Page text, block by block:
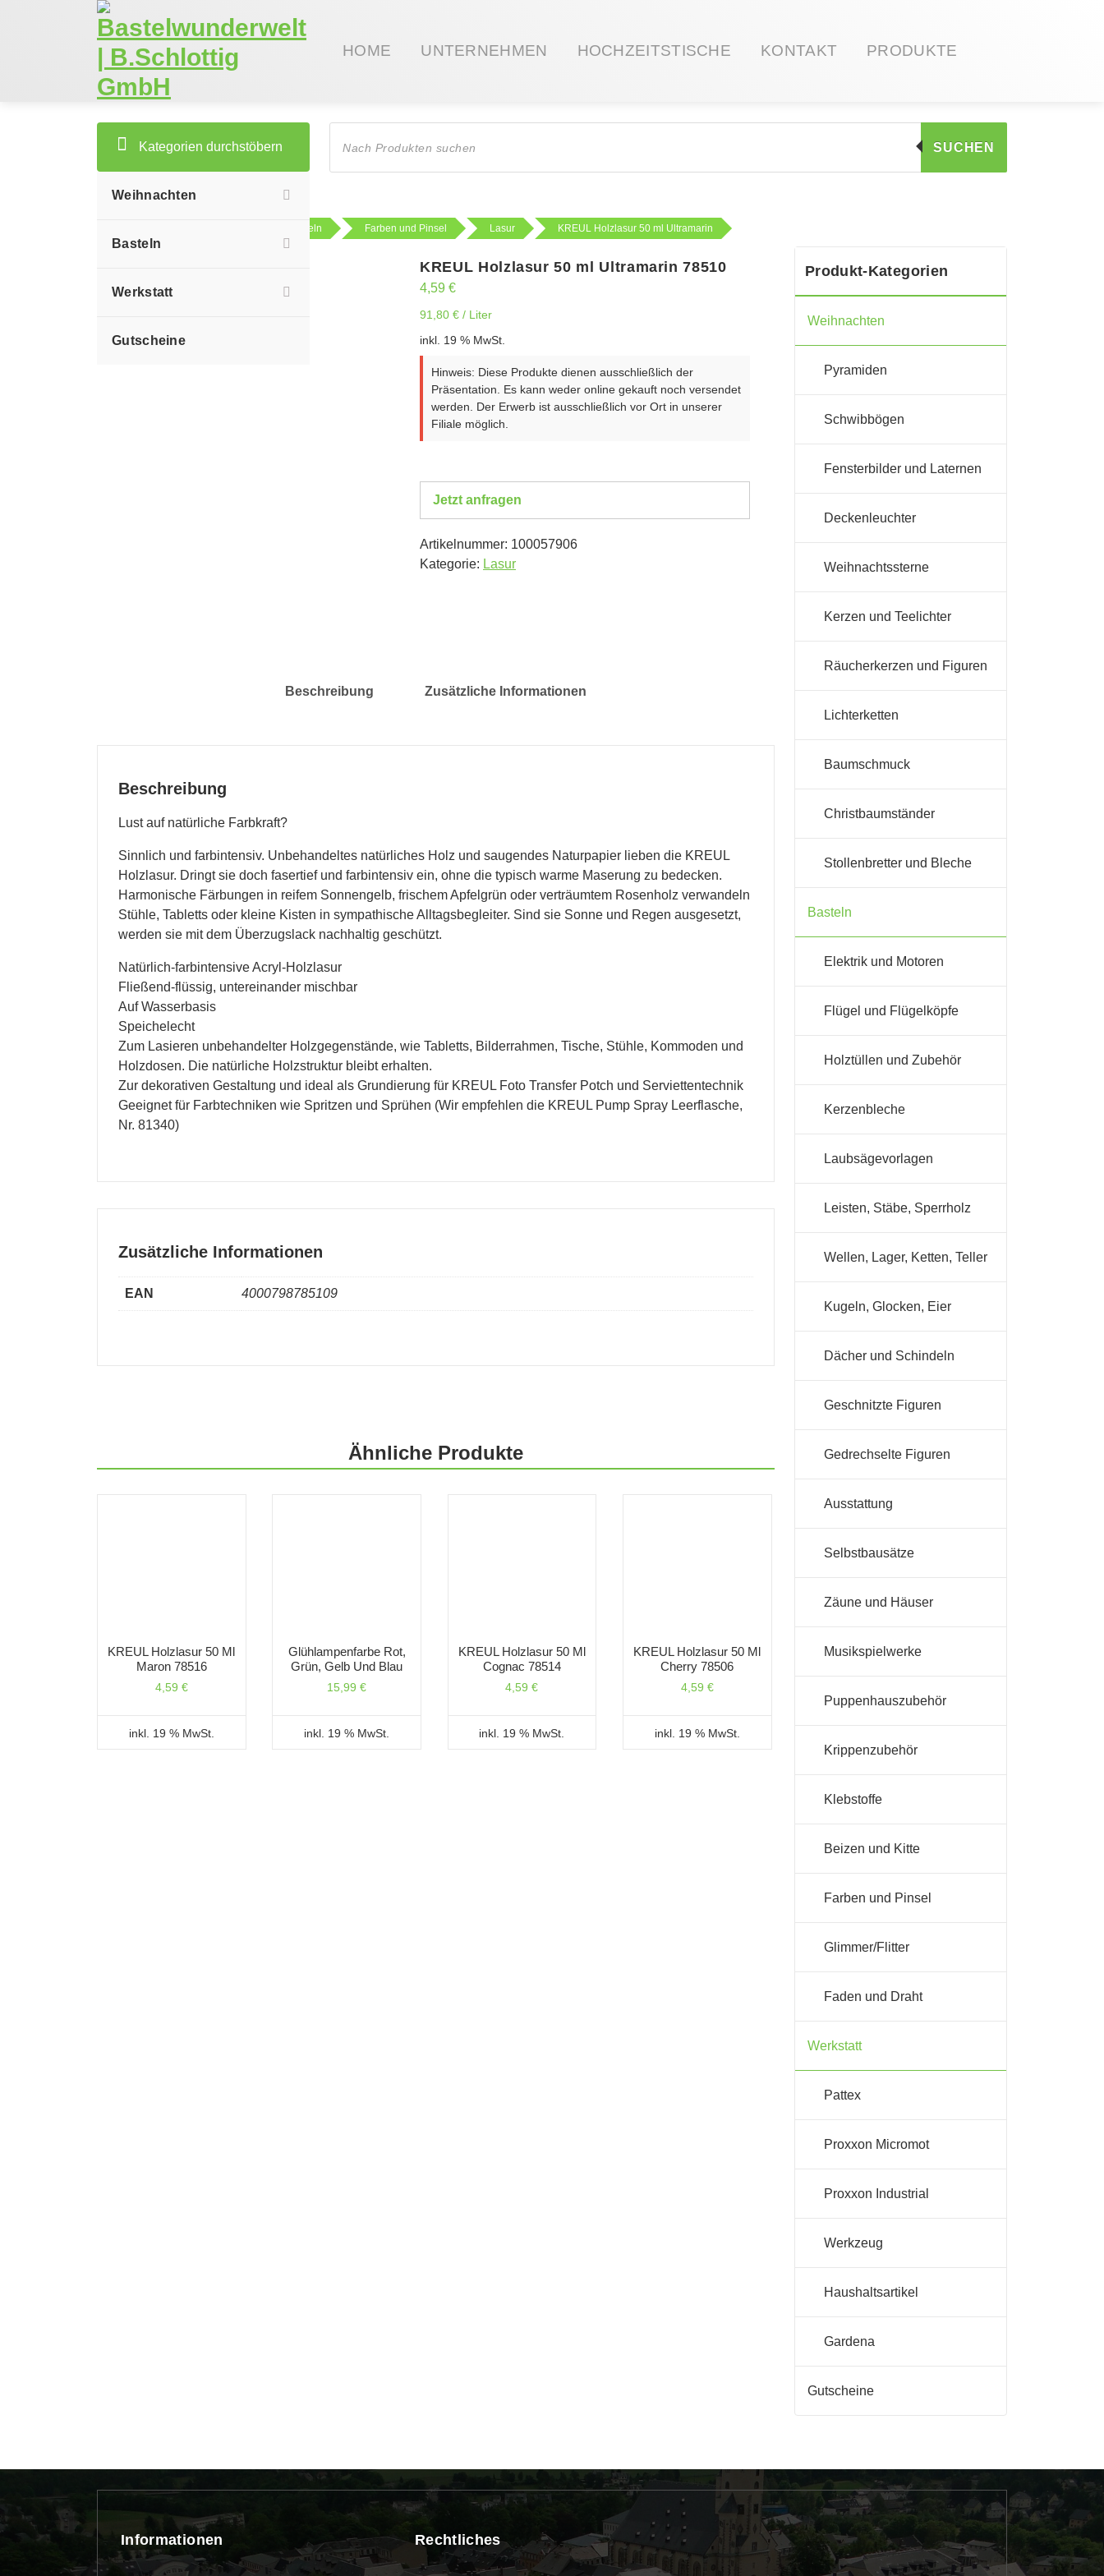
HOME UNTERNEHMEN HOCHZEITSTISCHE KONTAKT PRODUKTE
Kategorien durchstöbern
Weihnachten
Basteln
Werkstatt
Gutscheine
Products
search
SUCHEN
Basteln Farben und Pinsel Lasur KREUL Holzlasur 50 ml Ultramarin
KREUL Holzlasur 50 ml Ultramarin 78510
4,59 €
91,80 € / Liter
inkl. 19 % MwSt.
Hinweis: Diese Produkte dienen ausschließlich der
Präsentation. Es kann weder online gekauft noch versendet
werden. Der Erwerb ist ausschließlich vor Ort in unserer
Filiale möglich.
Jetzt anfragen
Artikelnummer: 100057906
Kategorie: Lasur
Beschreibung Zusätzliche Informationen
Beschreibung
Lust auf natürliche Farbkraft?
Sinnlich und farbintensiv. Unbehandeltes natürliches Holz und saugendes Naturpapier lieben die KREUL
Holzlasur. Dringt sie doch fasertief und farbintensiv ein, ohne die typisch warme Maserung zu bedecken.
Harmonische Färbungen in reifem Sonnengelb, frischem Apfelgrün oder verträumtem Rosenholz verwandeln
Stühle, Tabletts oder kleine Kisten in sympathische Alltagsbegleiter. Sind sie Sonne und Regen ausgesetzt,
werden sie mit dem Überzugslack nachhaltig geschützt.
Natürlich-farbintensive Acryl-Holzlasur
Fließend-flüssig, untereinander mischbar
Auf Wasserbasis
Speichelecht
Zum Lasieren unbehandelter Holzgegenstände, wie Tabletts, Bilderrahmen, Tische, Stühle, Kommoden und
Holzdosen. Die natürliche Holzstruktur bleibt erhalten.
Zur dekorativen Gestaltung und ideal als Grundierung für KREUL Foto Transfer Potch und Serviettentechnik
Geeignet für Farbtechniken wie Spritzen und Sprühen (Wir empfehlen die KREUL Pump Spray Leerflasche,
Nr. 81340)
Zusätzliche Informationen
EAN 4000798785109
Ähnliche Produkte
KREUL Holzlasur 50 Ml
Maron 78516
4,59 €
inkl. 19 % MwSt.
Glühlampenfarbe Rot,
Grün, Gelb Und Blau
15,99€
inkl. 19 % MwSt.
KREUL Holzlasur 50 Ml
Cognac 78514
4,59€
inkl. 19 % MwSt.
KREUL Holzlasur 50 Ml
Cherry 78506
4,59 €
inkl. 19 % MwSt.
Produkt-Kategorien
Weihnachten
Pyramiden
Schwibbögen
Fensterbilder und Laternen
Deckenleuchter
Weihnachtssterne
Kerzen und Teelichter
Räucherkerzen und Figuren
Lichterketten
Baumschmuck
Christbaumständer
Stollenbretter und Bleche
Basteln
Elektrik und Motoren
Flügel und Flügelköpfe
Holztüllen und Zubehör
Kerzenbleche
Laubsägevorlagen
Leisten, Stäbe, Sperrholz
Wellen, Lager, Ketten, Teller
Kugeln, Glocken, Eier
Dächer und Schindeln
Geschnitzte Figuren
Gedrechselte Figuren
Ausstattung
Selbstbausätze
Zäune und Häuser
Musikspielwerke
Puppenhauszubehör
Krippenzubehör
Klebstoffe
Beizen und Kitte
Farben und Pinsel
Glimmer/Flitter
Faden und Draht
Werkstatt
Pattex
Proxxon Micromot
Proxxon Industrial
Werkzeug
Haushaltsartikel
Gardena
Gutscheine
Informationen Rechtliches